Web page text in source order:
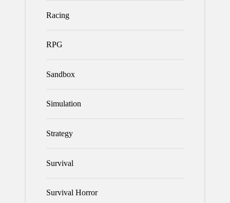
Racing
RPG
Sandbox
Simulation
Strategy
Survival
Survival Horror